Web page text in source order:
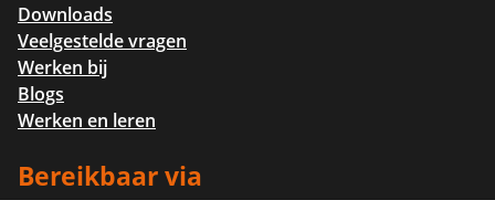
Downloads
Veelgestelde vragen
Werken bij
Blogs
Werken en leren
Bereikbaar via